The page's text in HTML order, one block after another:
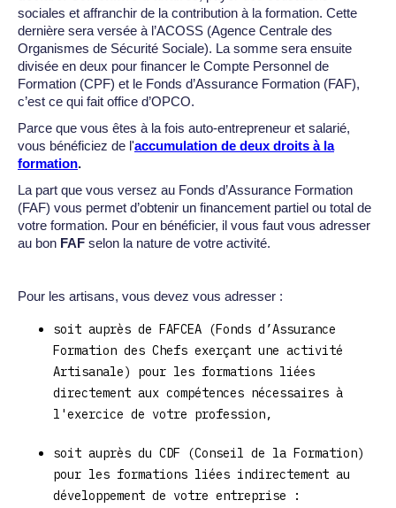
sociales et affranchir de la contribution à la formation. Cette
dernière sera versée à l’ACOSS (Agence Centrale des
Organismes de Sécurité Sociale). La somme sera ensuite
divisée en deux pour financer le Compte Personnel de
Formation (CPF) et le Fonds d’Assurance Formation (FAF),
c’est ce qui fait office d’OPCO.
Parce que vous êtes à la fois auto-entrepreneur et salarié,
vous bénéficiez de l'accumulation de deux droits à la
formation.
La part que vous versez au Fonds d’Assurance Formation
(FAF) vous permet d’obtenir un financement partiel ou total de
votre formation. Pour en bénéficier, il vous faut vous adresser
au bon FAF selon la nature de votre activité.
Pour les artisans, vous devez vous adresser :
soit auprès de FAFCEA (Fonds d’Assurance
Formation des Chefs exerçant une activité
Artisanale) pour les formations liées
directement aux compétences nécessaires à
l'exercice de votre profession,
soit auprès du CDF (Conseil de la Formation)
pour les formations liées indirectement au
développement de votre entreprise :